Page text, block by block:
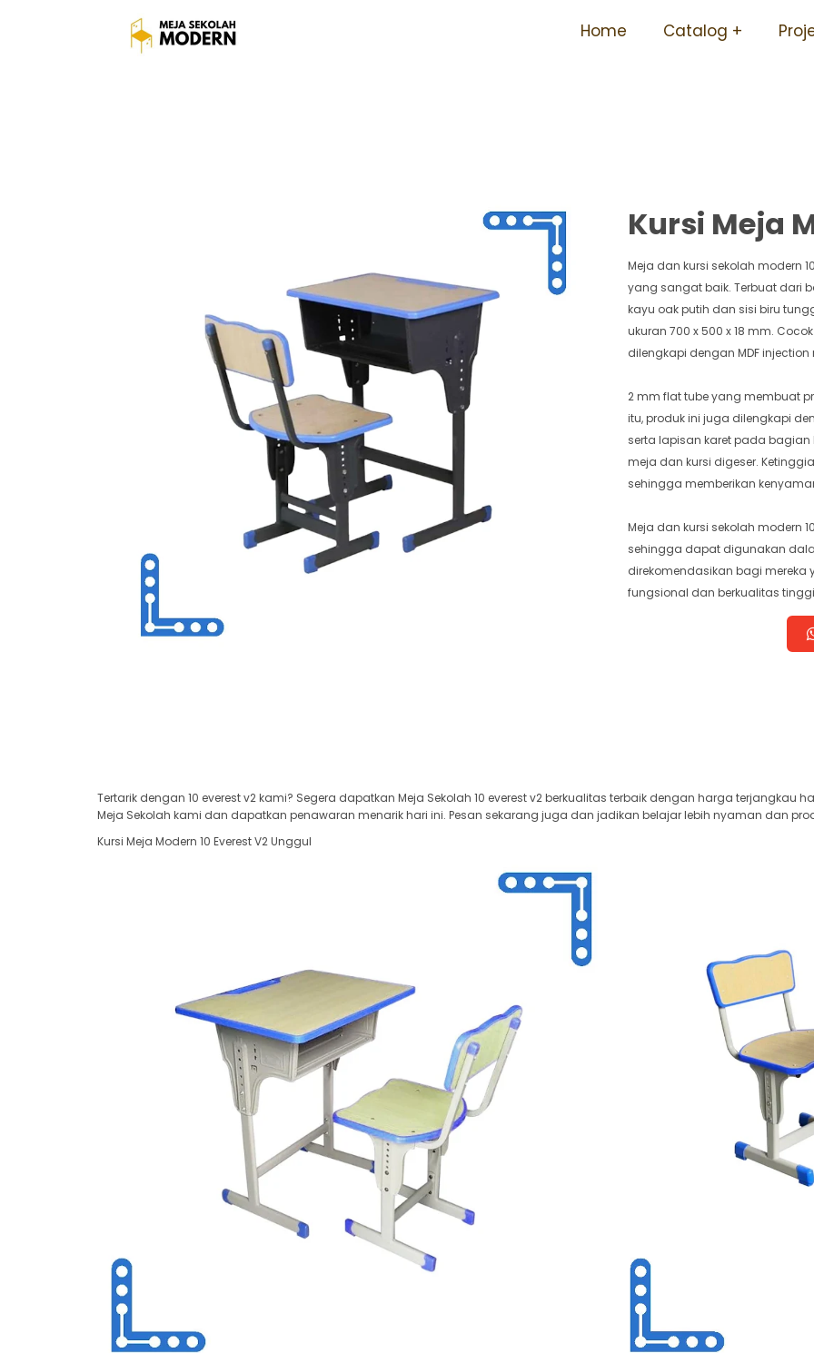
Home Catalog
Meja Belajar Anak Sekolah Tersedia Ukuran Sd Smp
Kursi Meja
Meja dan kursi sekolah modern
yang sangat baik. Terbuat dari
kayu oak putih dan sisi biru
ukuran 700 x 500 x 18 mm.
dilengkapi dengan MDF
2 mm flat tube yang membuat
itu, produk ini juga dilengkapi
serta lapisan karet pada
meja dan kursi digeser.
sehingga memberikan
Meja dan kursi sekolah modern
sehingga dapat digunakan
direkomendasikan bagi
fungsional dan berkualitas
Tertarik dengan 10 everest v2 kami? Segera dapatkan Meja Sekolah 10 everest v2 berkualitas terbaik dengan harga terjangkau
Meja Sekolah kami dan dapatkan penawaran menarik hari ini. Pesan sekarang juga dan jadikan belajar lebih nyaman dan
Kursi Meja Modern 10 Everest V2 Unggul